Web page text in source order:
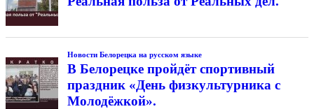
Новости Белорецка на русском языке
В Белорецке пройдёт спортивный
праздник «День физкультурника с
Молодёжкой».